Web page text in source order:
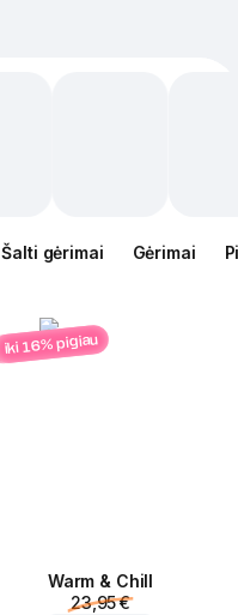
Šalti gėrimai Gėrimai
iki 16% pigiau
Warm & Chill
23,95 €